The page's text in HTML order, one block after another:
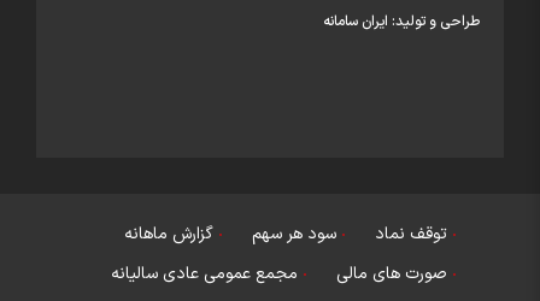
طراحی و تولید: ایران سامانه
توقف نماد سود هر سهم
گزارش ماهانه
صورت های مالی
مجمع عمومی عادی سالیانه